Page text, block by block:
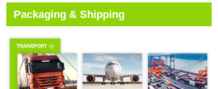
Packaging & Shipping